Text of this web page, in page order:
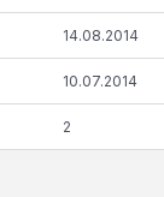
14.08.2014
10.07.2014
2